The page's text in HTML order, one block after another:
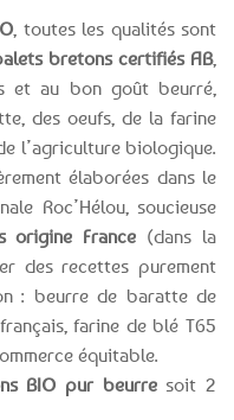
, toutes les qualités sont
bretons certifiés AB,
et au bon goût beurré,
des oeufs, de la farine
l’agriculture biologique.
élaborées dans le
Roc’Hélou, soucieuse
origine France (dans la
des recettes purement
: beurre de baratte de
farine de blé T65
équitable.
BIO pur beurresoit 2